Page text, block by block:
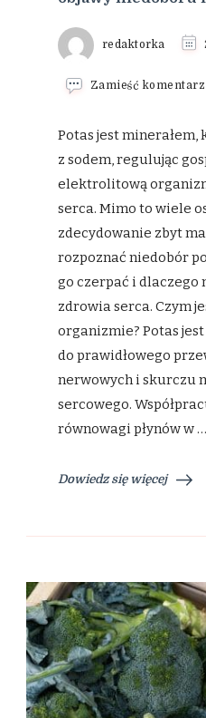
redaktorka
Zamieść komentarz
Potas jest minerałem,
z sodem, regulując
elektrolitową
serca. Mimo to wiele
zdecydowanie zbyt
rozpoznać niedobór
go czerpać i dlaczego
zdrowia serca. Czym
organizmie? Potas
do prawidłowego
nerwowych i skurczu
sercowego.
równowagi płynów w …
Dowiedz się więcej